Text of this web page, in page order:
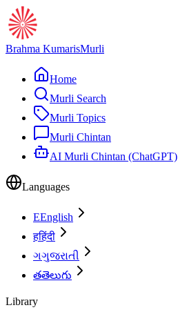
Brahma KumarisMurli
Home
Murli Search
Murli Topics
Murli Chintan
AI Murli Chintan (ChatGPT)
Languages
EEnglish
हहिंदी
ગગુજરાતી
తతెలుగు
Library